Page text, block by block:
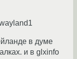
в думе
и в glxinfo